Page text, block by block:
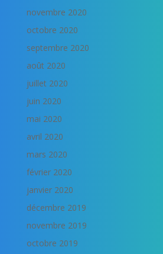
novembre 2020
octobre 2020
septembre 2020
août 2020
juillet 2020
juin 2020
mai 2020
avril 2020
mars 2020
février 2020
janvier 2020
décembre 2019
novembre 2019
octobre 2019